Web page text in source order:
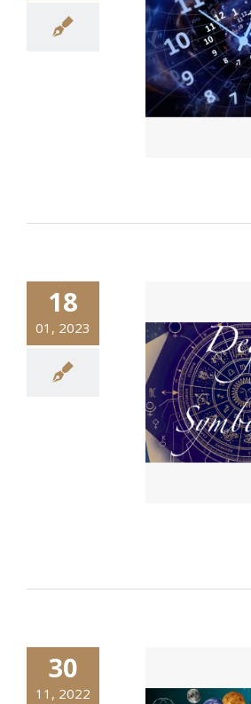
18
01, 2023
30
11, 2022